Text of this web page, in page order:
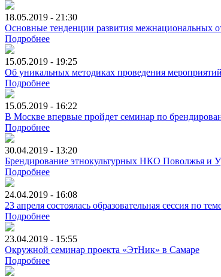
18.05.2019 - 21:30
Основные тенденции развития межнациональных
Подробнее
15.05.2019 - 19:25
Об уникальных методиках проведения
Подробнее
15.05.2019 - 16:22
В Москве впервые пройдет семинар по
Подробнее
30.04.2019 - 13:20
Брендирование этнокультурных НКО Поволжья и
Подробнее
24.04.2019 - 16:08
23 апреля состоялась образовательная сессия по
Подробнее
23.04.2019 - 15:55
Окружной семинар проекта «ЭтНик» в Самаре
Подробнее